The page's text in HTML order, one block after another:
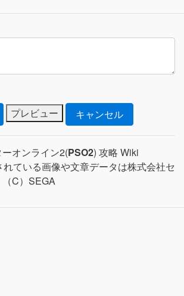
オンライン2(PSO2) 攻略 Wiki
れている画像や文章データは株式会社セ
C）SEGA